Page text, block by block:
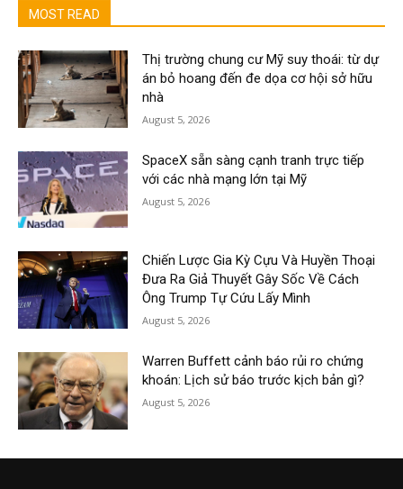
MOST READ
Thị trường chung cư Mỹ suy thoái: từ dự
án bỏ hoang đến đe dọa cơ hội sở hữu
nhà
August 5, 2026
SpaceX sẵn sàng cạnh tranh trực tiếp
với các nhà mạng lớn tại Mỹ
August 5, 2026
Chiến Lược Gia Kỳ Cựu Và Huyền Thoại
Đưa Ra Giả Thuyết Gây Sốc Về Cách
Ông Trump Tự Cứu Lấy Mình
August 5, 2026
Warren Buffett cảnh báo rủi ro chứng
khoán: Lịch sử báo trước kịch bản gì?
August 5, 2026